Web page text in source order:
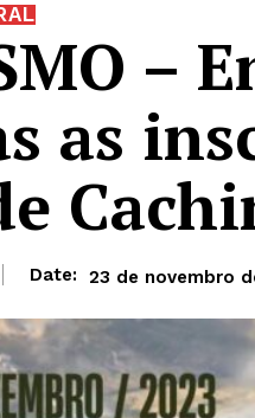
–
as
Date: 23 de novembro